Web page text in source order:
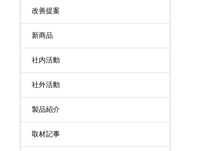
改善提案
新商品
社内活動
社外活動
製品紹介
取材記事